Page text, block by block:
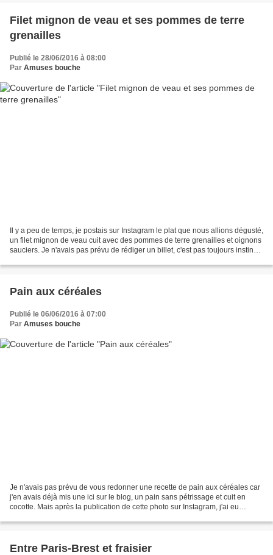
Filet mignon de veau et ses pommes de terre
grenailles
Publié le 28/06/2016 à 08:00
Par Amuses bouche
Il y a peu de temps, je postais sur Instagram le plat que nous allions dégusté,
un filet mignon de veau cuit avec des pommes de terre grenailles et oignons
sauciers. Je n'avais pas prévu de rédiger un billet, c'est pas toujours instinctif
Pain aux céréales
Publié le 06/06/2016 à 07:00
Par Amuses bouche
Je n'avais pas prévu de vous redonner une recette de pain aux céréales car
j'en avais déjà mis une ici sur le blog, un pain sans pétrissage et cuit en
cocotte. Mais après la publication de cette photo sur Instagram, j'ai eu
Entre Paris-Brest et fraisier